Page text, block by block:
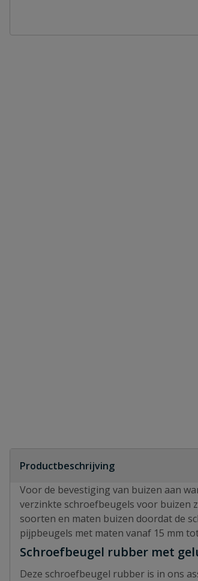
Productbeschrijving
Voor de bevestiging van buizen aan
verzinkte schroefbeugels voor buizen
soorten en maten buizen doordat de
pijpbeugels met maten vanaf 15 mm
Schroefbeugel rubber met
Deze schroefbeugel rubber is in ons